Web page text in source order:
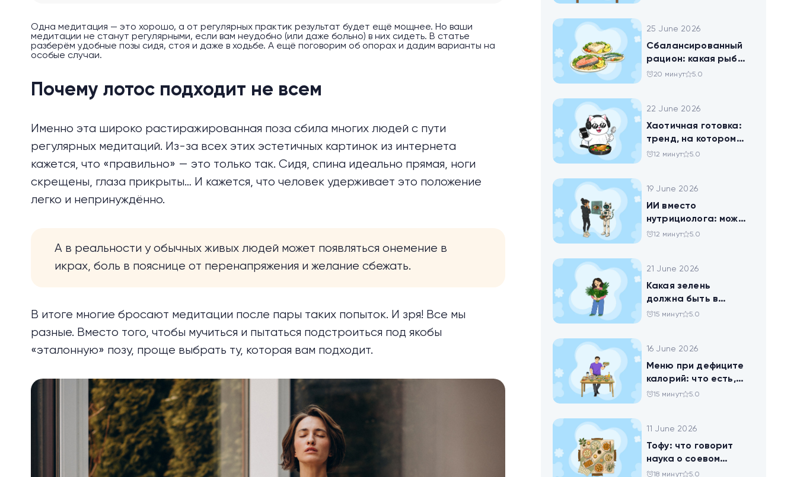
Одна медитация — это хорошо, а от регулярных практик результат будет ещё мощнее. Но ваши
медитации не станут регулярными, если вам неудобно (или даже больно) в них сидеть. В статье
разберём удобные позы сидя, стоя и даже в ходьбе. А ещё поговорим об опорах и дадим варианты на
особые случаи.
Почему лотос подходит не всем
Именно эта широко растиражированная поза сбила многих людей с пути
регулярных медитаций. Из-за всех этих эстетичных картинок из интернета
кажется, что «правильно» — это только так. Сидя, спина идеально прямая, ноги
скрещены, глаза прикрыты… И кажется, что человек удерживает это положение
легко и непринуждённо.
А в реальности у обычных живых людей может появляться онемение в
икрах, боль в пояснице от перенапряжения и желание сбежать.
В итоге многие бросают медитации после пары таких попыток. И зря! Все мы
разные. Вместо того, чтобы мучиться и пытаться подстроиться под якобы
«эталонную» позу, проще выбрать ту, которая вам подходит.
25 June 2026
Сбалансированный
рацион: какая рыба
самая полезная
20 минут 5.0
22 June 2026
Хаотичная готовка:
тренд, на котором
похудел весь ТикТок
12 минут 5.0
19 June 2026
ИИ вместо
нутрициолога: можно
ли доверить
12 минут 5.0
21 June 2026
Какая зелень
должна быть в
тарелке
15 минут 5.0
16 June 2026
Меню при дефиците
калорий: что есть,
чтобы худеть
15 минут 5.0
11 June 2026
Тофу: что говорит
наука о соевом
твороге, который
18 минут 5.0